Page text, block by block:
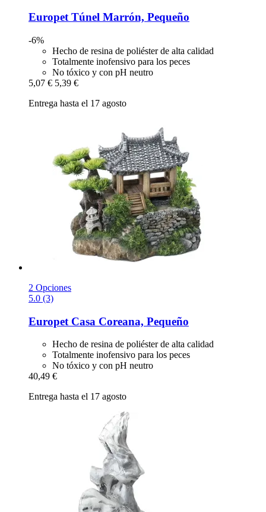
EuropetTúnel Marrón, Pequeño
-6%
Hecho de resina de poliéster de alta calidad
Totalmente inofensivo para los peces
No tóxico y con pH neutro
5,07 € 5,39 €
Entrega hasta el 17 agosto
2 Opciones
5.0 (3)
Europet Casa Coreana, Pequeño
Hecho de resina de poliéster de alta calidad
Totalmente inofensivo para los peces
No tóxico y con pH neutro
40,49 €
Entrega hasta el 17 agosto